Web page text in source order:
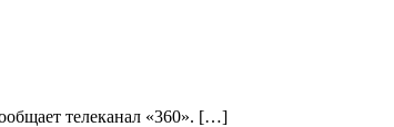
телеканал «360». […]